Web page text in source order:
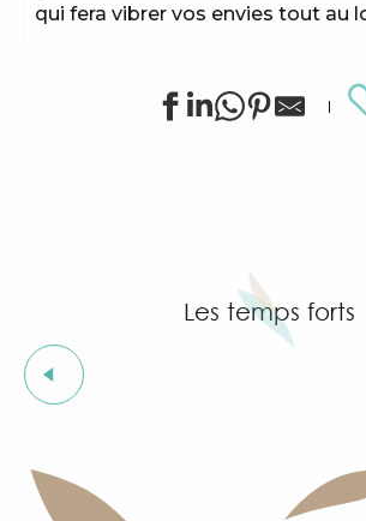
qui fera vibrer vos envies tout au
Grimaud Art Urbain - Festival de
Visite guidée du village de
Exposition "Le château de Grimaud"
L'heure du conte
Courses d'orientation dans le
Marché bio et éthique
Les temps forts